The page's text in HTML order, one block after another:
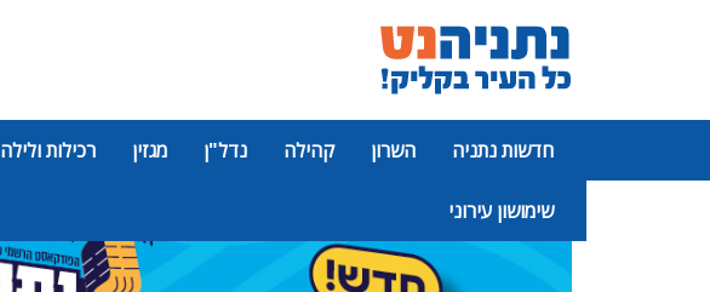
חדשות נתניה השרון קהילה נדל"ן מגזין רכילות ולילה
שימושון עירוני
פרסומת